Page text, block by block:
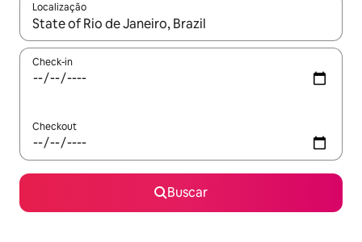
Localização
Quando os resultados estiverem disponíveis, explore-os
Check-in
Checkout
Buscar